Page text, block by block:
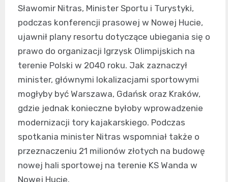
Sławomir Nitras, Minister Sportu i Turystyki,
podczas konferencji prasowej w Nowej Hucie,
ujawnił plany resortu dotyczące ubiegania się o
prawo do organizacji Igrzysk Olimpijskich na
terenie Polski w 2040 roku. Jak zaznaczył
minister, głównymi lokalizacjami sportowymi
mogłyby być Warszawa, Gdańsk oraz Kraków,
gdzie jednak konieczne byłoby wprowadzenie
modernizacji tory kajakarskiego. Podczas
spotkania minister Nitras wspomniał także o
przeznaczeniu 21 milionów złotych na budowę
nowej hali sportowej na terenie KS Wanda w
Nowej Hucie.